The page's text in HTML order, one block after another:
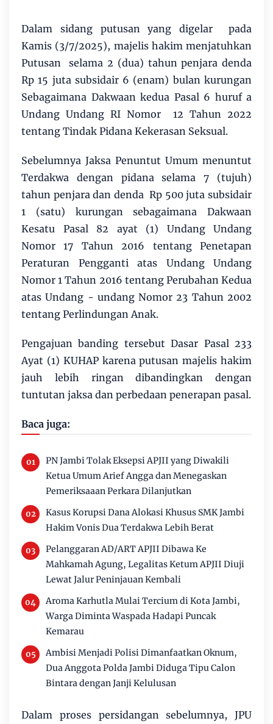
Dalam sidang putusan yang digelar pada
Kamis (3/7/2025), majelis hakim menjatuhkan
Putusan selama 2 (dua) tahun penjara denda
Rp 15 juta subsidair 6 (enam) bulan kurungan
Sebagaimana Dakwaan kedua Pasal 6 huruf a
Undang Undang RI Nomor 12 Tahun 2022
tentang Tindak Pidana Kekerasan Seksual.
Sebelumnya Jaksa Penuntut Umum menuntut
Terdakwa dengan pidana selama 7 (tujuh)
tahun penjara dan denda Rp 500 juta subsidair
1 (satu) kurungan sebagaimana Dakwaan
Kesatu Pasal 82 ayat (1) Undang Undang
Nomor 17 Tahun 2016 tentang Penetapan
Peraturan Pengganti atas Undang Undang
Nomor 1 Tahun 2016 tentang Perubahan Kedua
atas Undang - undang Nomor 23 Tahun 2002
tentang Perlindungan Anak.
Pengajuan banding tersebut Dasar Pasal 233
Ayat (1) KUHAP karena putusan majelis hakim
jauh lebih ringan dibandingkan dengan
tuntutan jaksa dan perbedaan penerapan pasal.
Baca juga:
PN Jambi Tolak Eksepsi APJII yang Diwakili
Ketua Umum Arief Angga dan Menegaskan
Pemeriksaaan Perkara Dilanjutkan
Kasus Korupsi Dana Alokasi Khusus SMK Jambi
Hakim Vonis Dua Terdakwa Lebih Berat
Pelanggaran AD/ART APJII Dibawa Ke
Mahkamah Agung, Legalitas Ketum APJII Diuji
Lewat Jalur Peninjauan Kembali
Aroma Karhutla Mulai Tercium di Kota Jambi,
Warga Diminta Waspada Hadapi Puncak
Kemarau
Ambisi Menjadi Polisi Dimanfaatkan Oknum,
Dua Anggota Polda Jambi Diduga Tipu Calon
Bintara dengan Janji Kelulusan
Dalam proses persidangan sebelumnya, JPU